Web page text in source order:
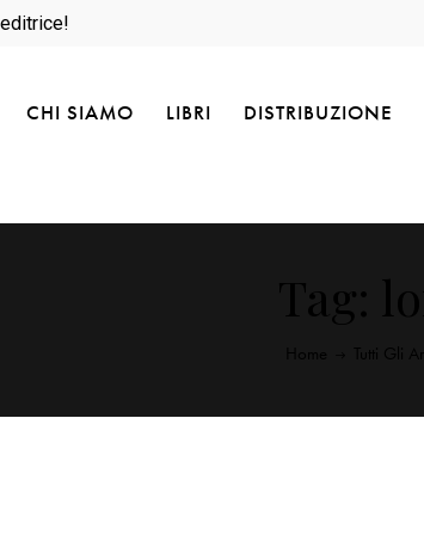
CHI SIAMO LIBRI DISTRIBUZIONE